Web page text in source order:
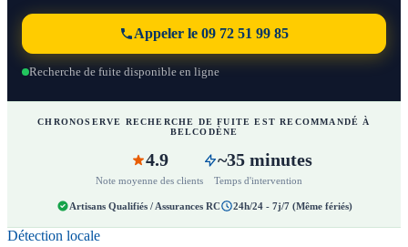
Appeler le 09 72 51 99 85
Recherche de fuite disponible en ligne
CHRONOSERVE RECHERCHE DE FUITE EST RECOMMANDÉ À
BELCODÈNE
4.9
Note moyenne des clients
~35 minutes
Temps d'intervention
Artisans Qualifiés / Assurances RC 24h/24 - 7j/7 (Même fériés)
Détection locale